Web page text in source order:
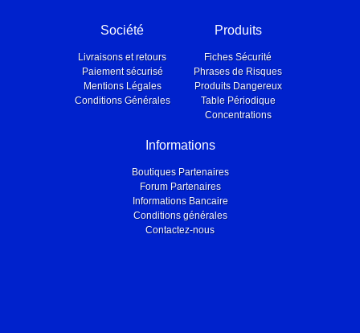
Société
Livraisons et retours
Paiement sécurisé
Mentions Légales
Conditions Générales
Produits
Fiches Sécurité
Phrases de Risques
Produits Dangereux
Table Périodique
Concentrations
Informations
Boutiques Partenaires
Forum Partenaires
Informations Bancaire
Conditions générales
Contactez-nous